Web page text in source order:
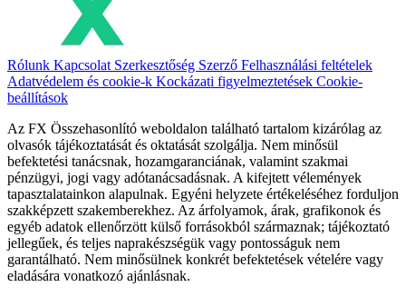
Rólunk Kapcsolat Szerkesztőség Szerző Felhasználási feltételek
Adatvédelem és cookie-k Kockázati figyelmeztetések Cookie-
beállítások
Az FX Összehasonlító weboldalon található tartalom kizárólag az
olvasók tájékoztatását és oktatását szolgálja. Nem minősül
befektetési tanácsnak, hozamgaranciának, valamint szakmai
pénzügyi, jogi vagy adótanácsadásnak. A kifejtett vélemények
tapasztalatainkon alapulnak. Egyéni helyzete értékeléséhez forduljon
szakképzett szakemberekhez. Az árfolyamok, árak, grafikonok és
egyéb adatok ellenőrzött külső forrásokból származnak; tájékoztató
jellegűek, és teljes naprakészségük vagy pontosságuk nem
garantálható. Nem minősülnek konkrét befektetések vételére vagy
eladására vonatkozó ajánlásnak.